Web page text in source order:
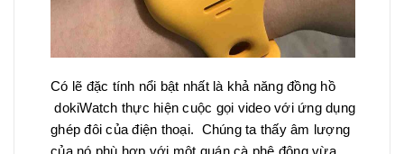
Có lẽ đặc tính nổi bật nhất là khả năng đồng hồ
dokiWatch thực hiện cuộc gọi video với ứng dụng
ghép đôi của điện thoại. Chúng ta thấy âm lượng
của nó phù hợp với một quán cà phê đông vừa